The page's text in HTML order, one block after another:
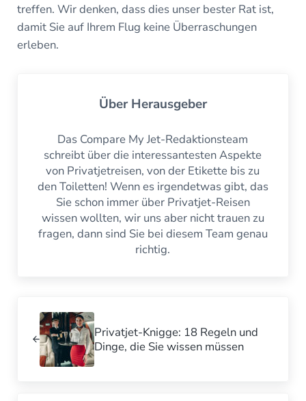
treffen. Wir denken, dass dies unser bester Rat ist,
damit Sie auf Ihrem Flug keine Überraschungen
erleben.
ÜberHerausgeber
Das Compare My Jet-Redaktionsteam
schreibt über die interessantesten Aspekte
von Privatjetreisen, von der Etikette bis zu
den Toiletten! Wenn es irgendetwas gibt, das
Sie schon immer über Privatjet-Reisen
wissen wollten, wir uns aber nicht trauen zu
fragen, dann sind Sie bei diesem Team genau
richtig.
Privatjet-Knigge: 18 Regeln und
Dinge, die Sie wissen müssen